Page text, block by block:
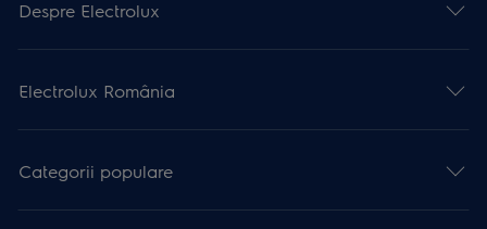
Despre Electrolux
Electrolux România
Categorii populare